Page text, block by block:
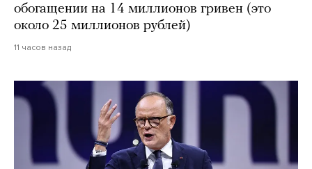
обогащении на 14 миллионов гривен (это
около 25 миллионов рублей)
11 часов назад